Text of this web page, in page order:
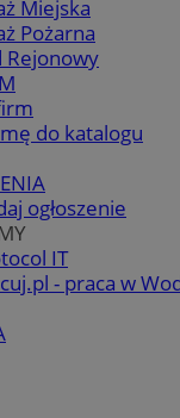
Miejska
Pożarna
Rejonowy
do katalogu
ogłoszenie
IT
- praca w